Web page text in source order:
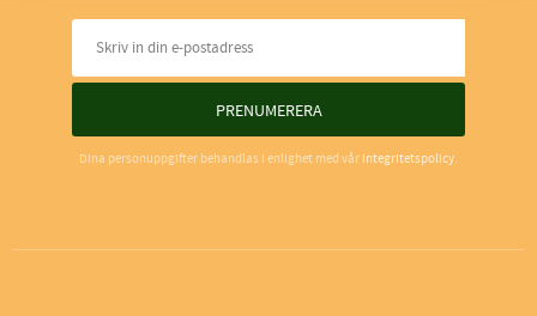
PRENUMERERA
Dina personuppgifter behandlas i enlighet med vår integritetspolicy.